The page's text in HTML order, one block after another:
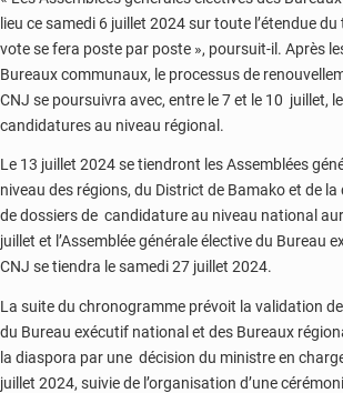
lieu ce samedi 6 juillet 2024 sur toute l’étendue
vote se fera poste par poste », poursuit-il. Après
Bureaux communaux, le processus de
CNJ se poursuivra avec, entre le 7 et le 10 juillet,
candidatures au niveau régional.
Le 13 juillet 2024 se tiendront les Assemblées
niveau des régions, du District de Bamako et de
de dossiers de candidature au niveau national
juillet et l’Assemblée générale élective du Bureau
CNJ se tiendra le samedi 27 juillet 2024.
La suite du chronogramme prévoit la validation
du Bureau exécutif national et des Bureaux
la diaspora par une décision du ministre en
juillet 2024, suivie de l’organisation d’une